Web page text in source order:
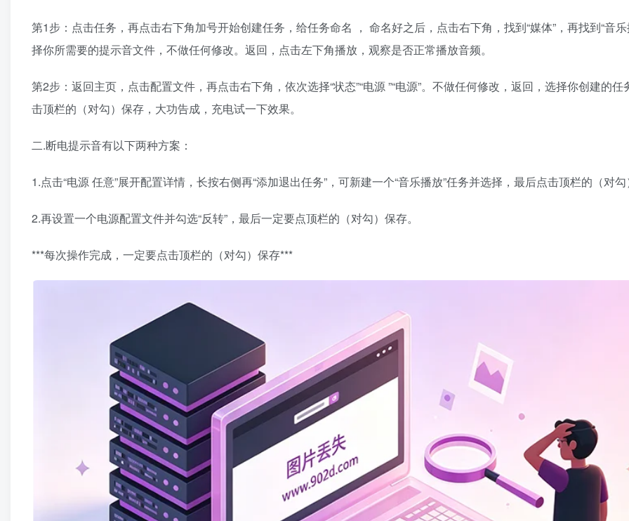
第1步：点击任务，再点击右下角加号开始创建任务，给任务命名 ， 命名好之后，点击右下角，找到“媒体”，再找到“音乐
择你所需要的提示音文件，不做任何修改。返回，点击左下角播放，观察是否正常播放音频。
第2步：返回主页，点击配置文件，再点击右下角，依次选择“状态”“电源 ”“电源”。不做任何修改，返回，选择你创建的任
击顶栏的（对勾）保存，大功告成，充电试一下效果。
二.断电提示音有以下两种方案：
1.点击“电源 任意”展开配置详情，长按右侧再“添加退出任务”，可新建一个“音乐播放”任务并选择，最后点击顶栏的（对
2.再设置一个电源配置文件并勾选“反转”，最后一定要点顶栏的（对勾）保存。
***每次操作完成，一定要点击顶栏的（对勾）保存***